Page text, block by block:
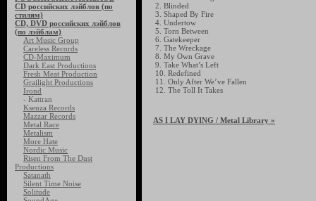
CD российских лэйблов (по
стилям)
CD, DVD российских лэйблов
(по лэйблам)
Art Music Group
Careless Records
CD-Maximum
Dark East Productions
Fresh Meat Production
Grailight Productions
Irond
- Kattran
Ksenza Records
Mazzar Records
Metal Race
Metalism
More Hate
Nordic Music
Risen From The Dust
Productions
Satanath
Silent Time Noise
Solitude
2. Blinded
3. Shaped By Fire
4. Undertow
5. Torn Between
6. Gatekeeper
7. The Wreckage
8. My Own Grave
9. Take What’s Left
10. Redefined
11. Only After We’ve Fallen
12. The Toll It Takes
AS I LAY DYING / Metal Library »